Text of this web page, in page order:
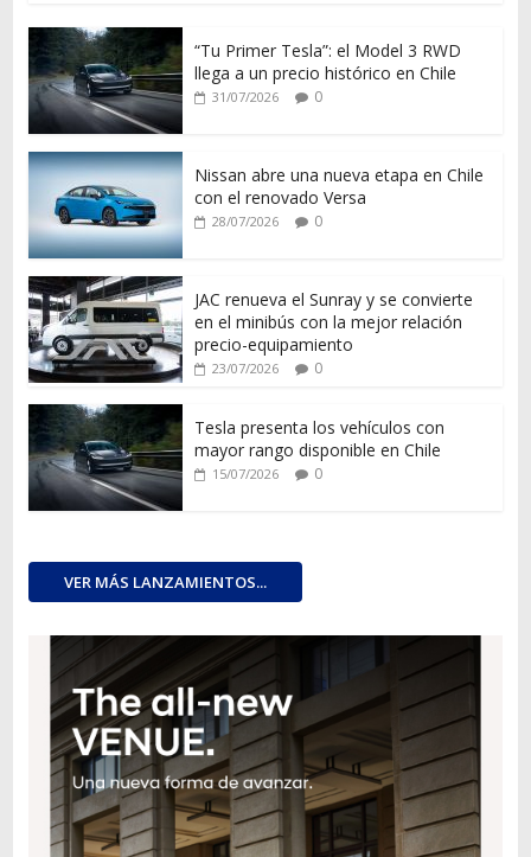
“Tu Primer Tesla”: el Model 3 RWD
llega a un precio histórico en Chile
31/07/2026 0
Nissan abre una nueva etapa en Chile
con el renovado Versa
28/07/2026 0
JAC renueva el Sunray y se convierte
en el minibús con la mejor relación
precio-equipamiento
23/07/2026 0
Tesla presenta los vehículos con
mayor rango disponible en Chile
15/07/2026 0
VER MÁS LANZAMIENTOS...